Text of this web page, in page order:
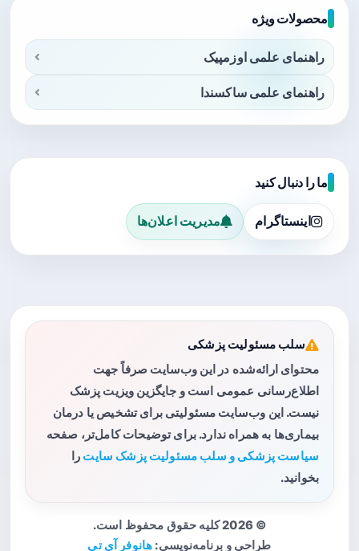
محصولات ویژه
راهنمای علمی اوزمپیک
راهنمای علمی ساکسندا
ما را دنبال کنید
اینستاگرام مدیریت اعلان‌ها
سلب مسئولیت پزشکی
محتوای ارائه‌شده در این وب‌سایت صرفاً جهت
اطلاع‌رسانی عمومی است و جایگزین ویزیت پزشک
نیست. این وب‌سایت مسئولیتی برای تشخیص یا درمان
بیماری‌ها به همراه ندارد. برای توضیحات کامل‌تر، صفحه
سیاست پزشکی و سلب مسئولیت پزشک سایت را
بخوانید.
© 2026 کلیه حقوق محفوظ است.
طراحی و برنامه‌نویسی: هانوفر آی تی